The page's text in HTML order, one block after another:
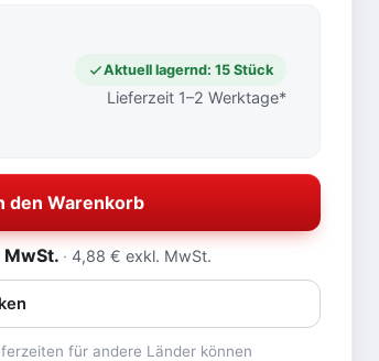
Aktuell lagernd: 15 Stück
Lieferzeit 1–2 Werktage*
den Warenkorb
4,88 € exkl. MwSt.
für andere Länder können